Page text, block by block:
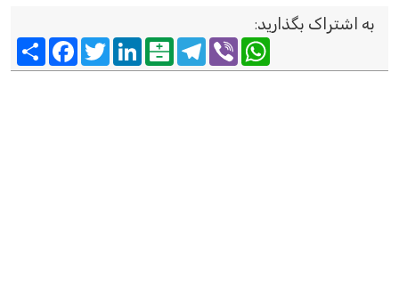
به اشتراک بگذارید:
FacebookTwitter
LinkedInBalatarin
TelegramViber
WhatsApp